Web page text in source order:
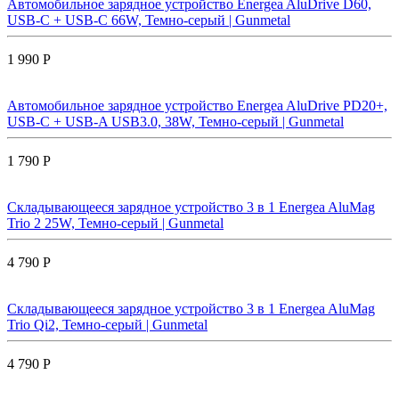
Автомобильное зарядное устройство Energea AluDrive D60,
USB-C + USB-С 66W, Темно-серый | Gunmetal
1 990 Р
Автомобильное зарядное устройство Energea AluDrive PD20+,
USB-C + USB-A USB3.0, 38W, Темно-серый | Gunmetal
1 790 Р
Складывающееся зарядное устройство 3 в 1 Energea AluMag
Trio 2 25W, Темно-серый | Gunmetal
4 790 Р
Складывающееся зарядное устройство 3 в 1 Energea AluMag
Trio Qi2, Темно-серый | Gunmetal
4 790 Р